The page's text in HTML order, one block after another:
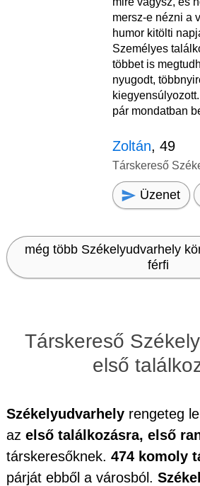
mersz-e nézni a
humor kitölti
Személyes
többet is
nyugodt,
pár mondatban
Zoltán, 49
Társkereső
Üzenet
még több Székelyudvarhely
férfi
Társkereső
első
Székelyudvarhely rengeteg
az első találkozásra, első
társkeresőknek. 474 komoly
párját ebből a városból.